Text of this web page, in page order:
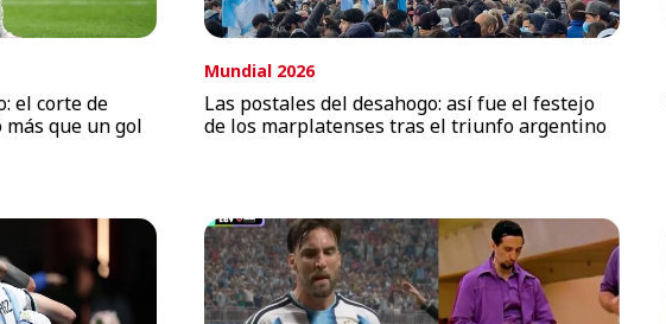
el corte de
que un gol
Mundial 2026
Las postales del desahogo: así fue el festejo
de los marplatenses tras el triunfo argentino